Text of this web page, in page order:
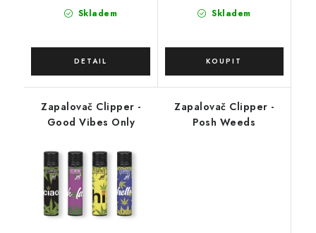
Skladem Skladem
Zapalovač Clipper -
Good Vibes Only
Zapalovač Clipper -
Posh Weeds